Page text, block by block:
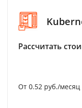
Рассчитать
От 0.52 руб./месяц